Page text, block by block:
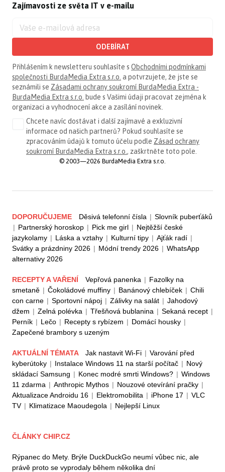
Zajímavosti ze světa IT v e-mailu
ODEBÍRAT
Přihlášením k newsletteru souhlasíte s Obchodními podmínkami
společnosti BurdaMedia Extra s.r.o. a potvrzujete, že jste se
seznámili se Zásadami ochrany soukromí BurdaMedia Extra -
BurdaMedia Extra s.r.o. bude s Vašimi údaji pracovat zejména k
organizaci a vyhodnocení akce a zasílání novinek.
Chcete navíc dostávat i další zajímavé a exkluzivní
informace od našich partnerů? Pokud souhlasíte se
zpracováním údajů k tomuto účelu podle Zásad ochrany
soukromí BurdaMedia Extra s.r.o. , zaškrtněte toto pole.
© 2003—2026 BurdaMedia Extra s.r.o.
DOPORUČUJEME Děsivá telefonní čísla | Slovník puberťáků
| Partnerský horoskop | Pick me girl | Nejtěžší české
jazykolamy | Láska a vztahy | Kulturní tipy | Ajťák radí |
Svátky a prázdniny 2026 | Módní trendy 2026 | WhatsApp
alternativy 2026
RECEPTY A VAŘENÍ Vepřová panenka | Fazolky na
smetaně | Čokoládové muffiny | Banánový chlebíček | Chili
con carne | Sportovní nápoj | Zálivky na salát | Jahodový
džem | Zelná polévka | Třešňová bublanina | Sekaná recept |
Perník | Lečo | Recepty s rybízem | Domácí housky |
Zapečené brambory s uzeným
AKTUÁLNÍ TÉMATA Jak nastavit Wi-Fi | Varování před
kyberútoky | Instalace Windows 11 na starší počítač | Nový
skládací Samsung | Konec modré smrti Windows? | Windows
11 zdarma | Anthropic Mythos | Nouzové otevírání pračky |
Aktualizace Androidu 16 | Elektromobilita | iPhone 17 | VLC
TV | Klimatizace Maoudegola | Nejlepší Linux
ČLÁNKY CHIP.CZ
Rýpanec do Mety. Brýle DuckDuckGo neumí vůbec nic, ale
právě proto se vyprodaly během několika dní